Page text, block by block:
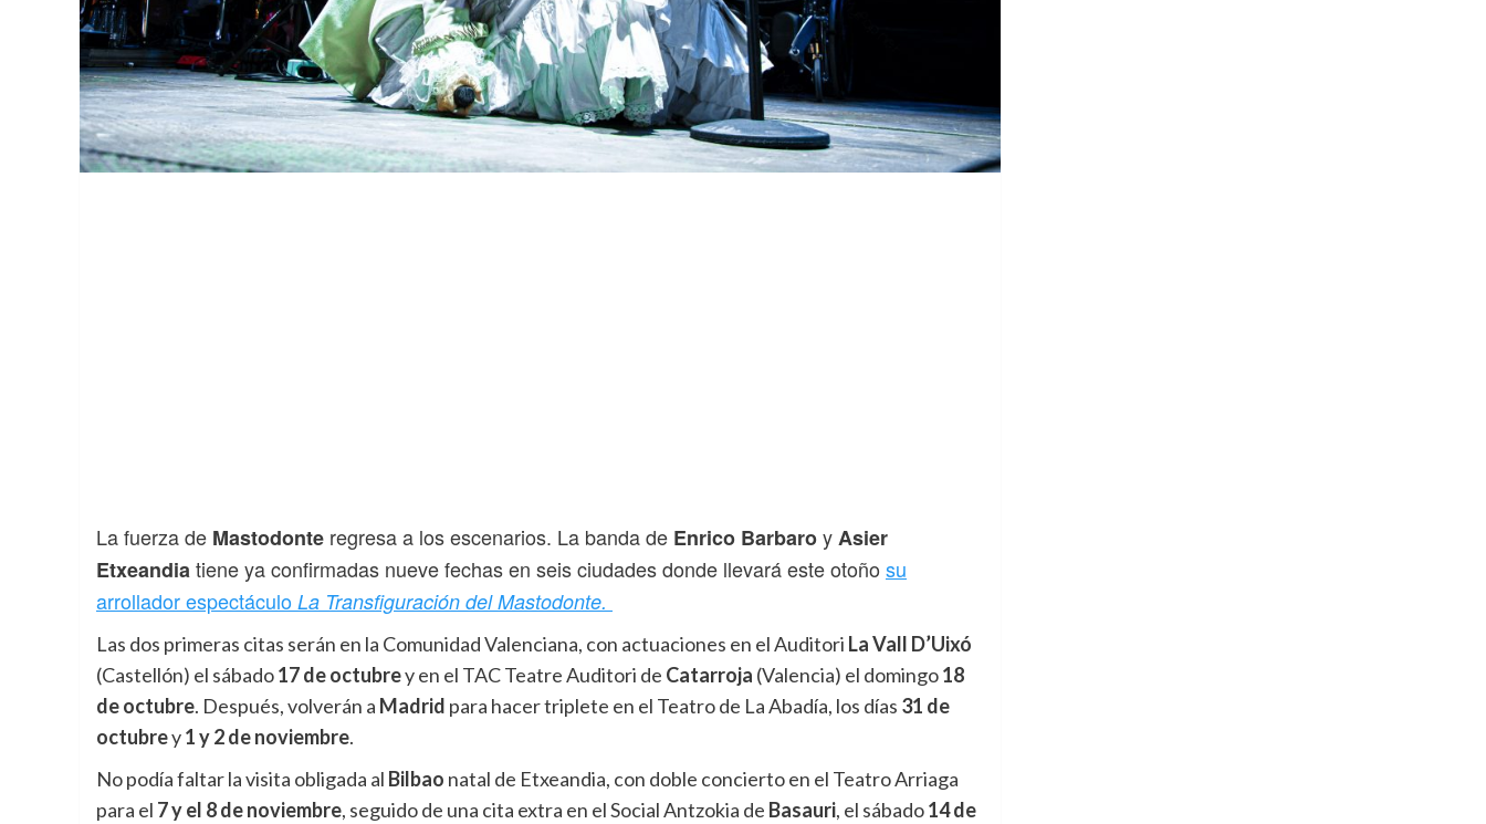
La fuerza de Mastodonte regresa a los escenarios. La banda de Enrico BarbaroyAsier
Etxeandiatiene ya confirmadas nueve fechas en seis ciudades donde llevará este otoño su
arrollador espectáculo La Transfiguración del Mastodonte.
Las dos primeras citas serán en la Comunidad Valenciana, con actuaciones en el Auditori La Vall D’Uixó
(Castellón) el sábado17 de octubrey en el TAC Teatre Auditori de Catarroja (Valencia) el domingo18
de octubre. Después, volverán a Madrid para hacer triplete en el Teatro de La Abadía, los días 31 de
octubrey1 y 2 de noviembre.
No podía faltar la visita obligada al Bilbao natal de Etxeandia, con doble concierto en el Teatro Arriaga
para el 7 y el 8 de noviembre, seguido de una cita extra en el Social Antzokia de Basauri, el sábado14 de